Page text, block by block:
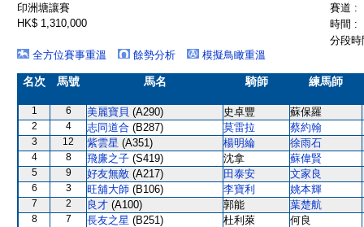
印洲塘讓賽
賽道 :
HK$ 1,310,000
時間 :
分段
全方位賽事重溫
餘勢分析 模擬鳥瞰重溫
名次 馬號 馬名 騎師 練馬師
1 6 美麗寶貝 (A290) 史卓豐 蘇保羅
2 4 志同道合 (B287) 莫雷拉 蔡約翰
3 12 紫雲星 (A351) 楊明綸 徐雨石
4 8 飛廉之子 (S419) 沈拿 蘇偉賢
5 9 好友無敵 (A217) 田泰安 文家良
6 3 旺舖大師 (B106) 李寶利 姚本輝
7 2 良才 (A100) 郭能 葉楚航
8 7 長友之星 (B251) 杜利萊 何良